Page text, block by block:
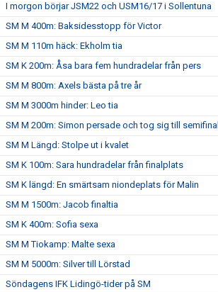
I morgon börjar JSM22 och USM16/17 i Sollentuna
SM M 400m: Baksidesstopp för Victor
SM M 110m häck: Ekholm tia
SM K 200m: Åsa bara fem hundradelar från pers
SM M 800m: Axels bästa på tre år
SM M 3000m hinder: Leo tia
SM M 200m: Simon persade och tog sig till semifinal
SM M Längd: Stolpe ut i kvalet
SM K 100m: Sara hundradelar från finalplats
SM K längd: En smärtsam niondeplats för Malin
SM M 1500m: Jacob finaltia
SM K 400m: Sofia sexa
SM M Tiokamp: Malte sexa
SM M 5000m: Silver till Lörstad
Söndagens IFK Lidingö-tider på SM